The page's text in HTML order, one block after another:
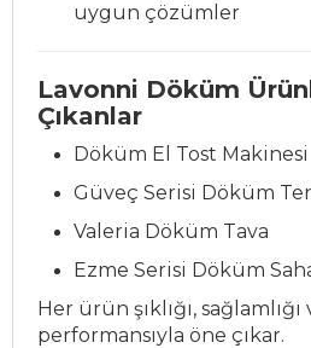
uygun çözümler
Lavonni Döküm
Çıkanlar
Döküm El Tost Makinesi
Güveç Serisi Döküm
Valeria Döküm Tava
Ezme Serisi Döküm
Her ürün şıklığı,
performansıyla öne çıkar.